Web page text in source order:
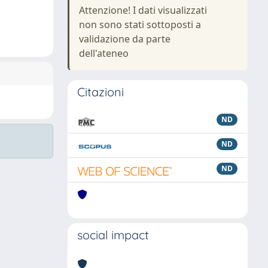
Attenzione! I dati visualizzati
non sono stati sottoposti a
validazione da parte
dell'ateneo
Citazioni
ND
ND
ND
social impact